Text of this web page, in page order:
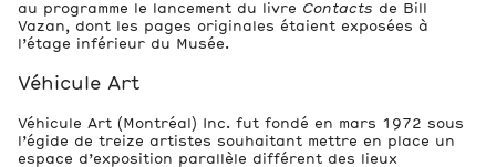
au programme le lancement du livre Contacts de Bill
Vazan, dont les pages originales étaient exposées à
l’étage inférieur du Musée.
Véhicule Art
Véhicule Art (Montréal) Inc. fut fondé en mars 1972 sous
l’égide de treize artistes souhaitant mettre en place un
espace d’exposition parallèle différent des lieux